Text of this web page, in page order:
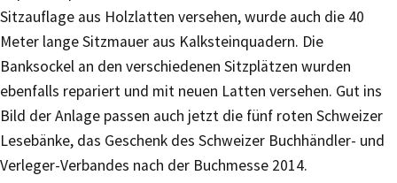
Sitzauflage aus Holzlatten versehen, wurde auch die 40
Meter lange Sitzmauer aus Kalksteinquadern. Die
Banksockel an den verschiedenen Sitzplätzen wurden
ebenfalls repariert und mit neuen Latten versehen. Gut ins
Bild der Anlage passen auch jetzt die fünf roten Schweizer
Lesebänke, das Geschenk des Schweizer Buchhändler- und
Verleger-Verbandes nach der Buchmesse 2014.